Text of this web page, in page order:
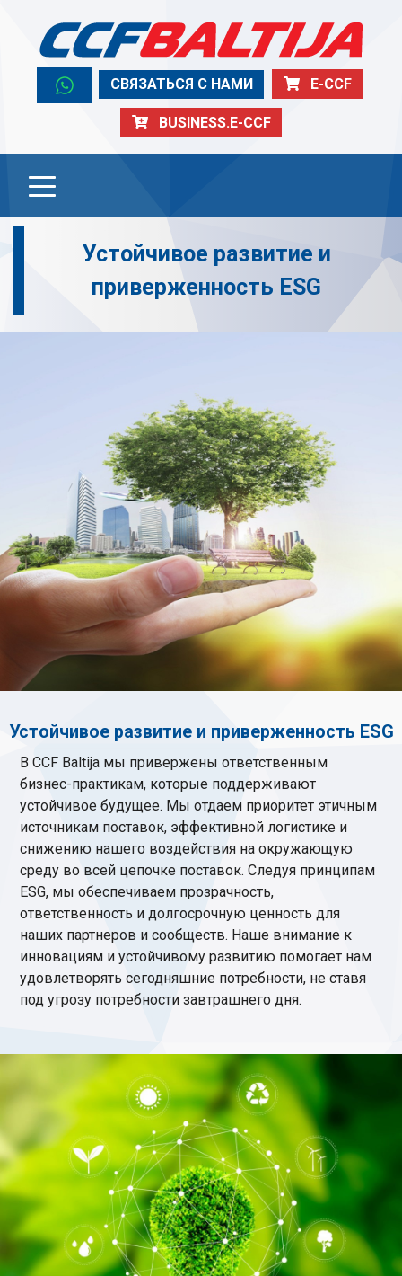
СВЯЗАТЬСЯ С НАМИ E-CCF
BUSINESS.E-CCF
Устойчивое развитие и
приверженность ESG
Устойчивое развитие и приверженность ESG
В CCF Baltija мы привержены ответственным
бизнес-практикам, которые поддерживают
устойчивое будущее. Мы отдаем приоритет этичным
источникам поставок, эффективной логистике и
снижению нашего воздействия на окружающую
среду во всей цепочке поставок. Следуя принципам
ESG, мы обеспечиваем прозрачность,
ответственность и долгосрочную ценность для
наших партнеров и сообществ. Наше внимание к
инновациям и устойчивому развитию помогает нам
удовлетворять сегодняшние потребности, не ставя
под угрозу потребности завтрашнего дня.